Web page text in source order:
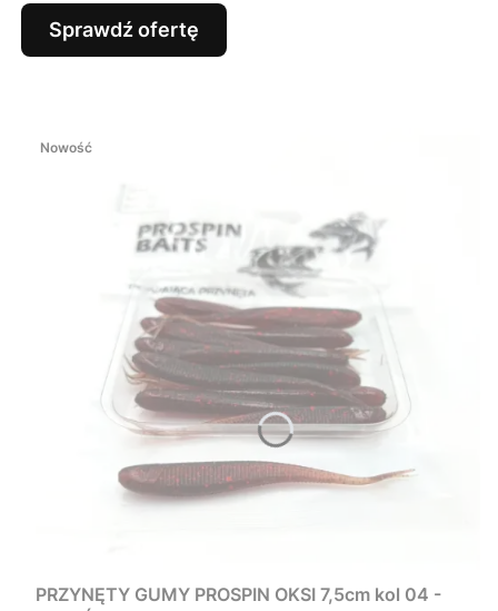
Sprawdź ofertę
Nowość
PRZYNĘTY GUMY PROSPIN OKSI 7,5cm kol 04 -